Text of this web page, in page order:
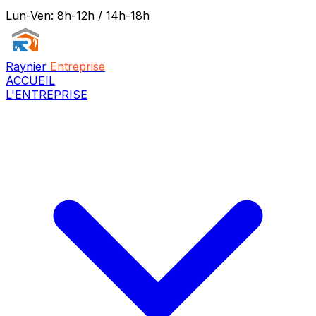
Lun-Ven: 8h-12h / 14h-18h
Raynier Entreprise
ACCUEIL
L'ENTREPRISE